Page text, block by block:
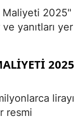
Maliyeti 2025"
yanıtları yer
2025
lirayı
resmi